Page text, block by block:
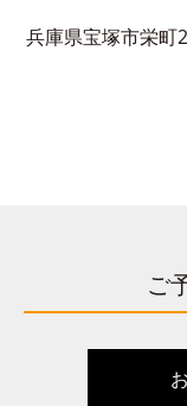
兵庫県宝塚市栄町
ご